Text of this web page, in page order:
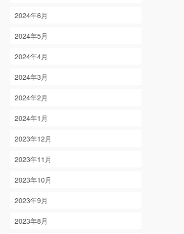
2024年6月
2024年5月
2024年4月
2024年3月
2024年2月
2024年1月
2023年12月
2023年11月
2023年10月
2023年9月
2023年8月